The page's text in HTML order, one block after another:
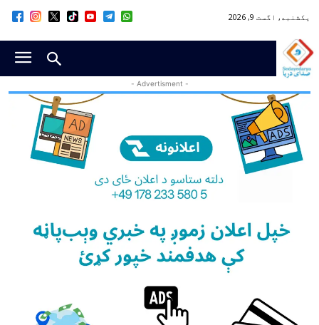
یکشنبه, اگست 9, 2026
- Advertisment -